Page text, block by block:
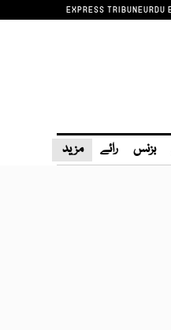
EXPRESS TRIBUNEURDU
بزنس رائے مزید